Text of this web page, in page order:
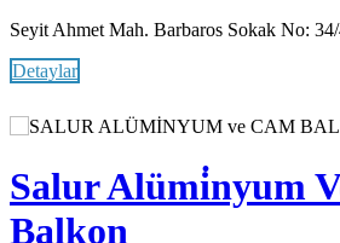
Seyit Ahmet Mah. Barbaros Sokak No:
Detaylar
Salur Alümi̇nyum
Balkon